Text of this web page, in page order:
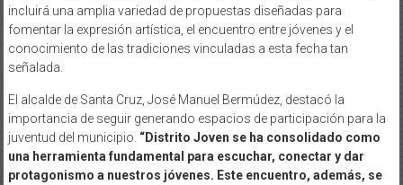
incluirá una amplia variedad de propuestas diseñadas para
fomentar la expresión artística, el encuentro entre jóvenes y el
conocimiento de las tradiciones vinculadas a esta fecha tan
señalada.
El alcalde de Santa Cruz, José Manuel Bermúdez, destacó la
importancia de seguir generando espacios de participación para la
juventud del municipio. “Distrito Joven se ha consolidado como
una herramienta fundamental para escuchar, conectar y dar
protagonismo a nuestros jóvenes. Este encuentro, además, se